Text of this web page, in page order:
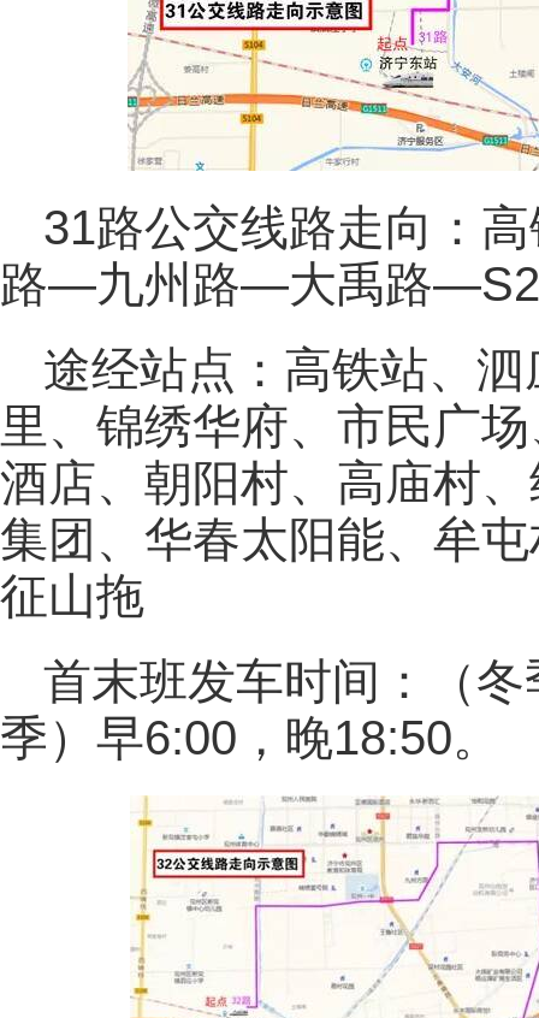
31路公交线路走向：
路—九州路—大禹路
途经站点：高铁站、
里、锦绣华府、市民广
酒店、朝阳村、高庙村
集团、华春太阳能、牟
征山拖
首末班发车时间：（
季）早6:00，晚18:50。